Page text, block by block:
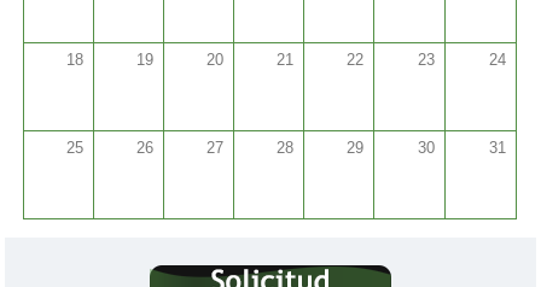
18 19 20 21 22 23 24
25 26 27 28 29 30 31